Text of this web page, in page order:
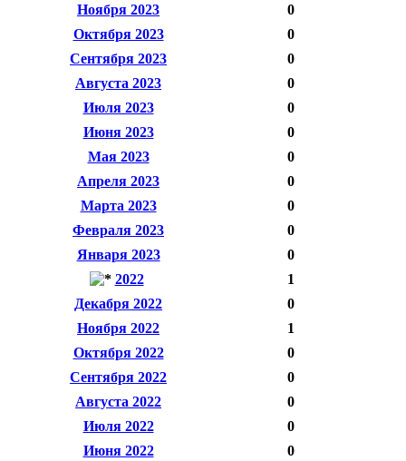
Ноября 2023
0
Октября 2023
0
Сентября 2023
0
Августа 2023
0
Июля 2023
0
Июня 2023
0
Мая 2023
0
Апреля 2023
0
Марта 2023
0
Февраля 2023
0
Января 2023
0
2022
1
Декабря 2022
0
Ноября 2022
1
Октября 2022
0
Сентября 2022
0
Августа 2022
0
Июля 2022
0
Июня 2022
0